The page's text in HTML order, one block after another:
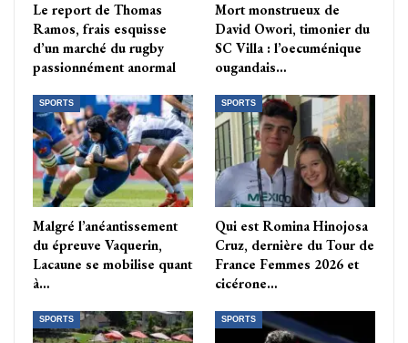
Le report de Thomas
Ramos, frais esquisse
d’un marché du rugby
passionnément anormal
Mort monstrueux de
David Owori, timonier du
SC Villa : l’oecuménique
ougandais…
SPORTS
Malgré l’anéantissement
du épreuve Vaquerin,
Lacaune se mobilise quant
à…
SPORTS
Qui est Romina Hinojosa
Cruz, dernière du Tour de
France Femmes 2026 et
cicérone…
SPORTS SPORTS